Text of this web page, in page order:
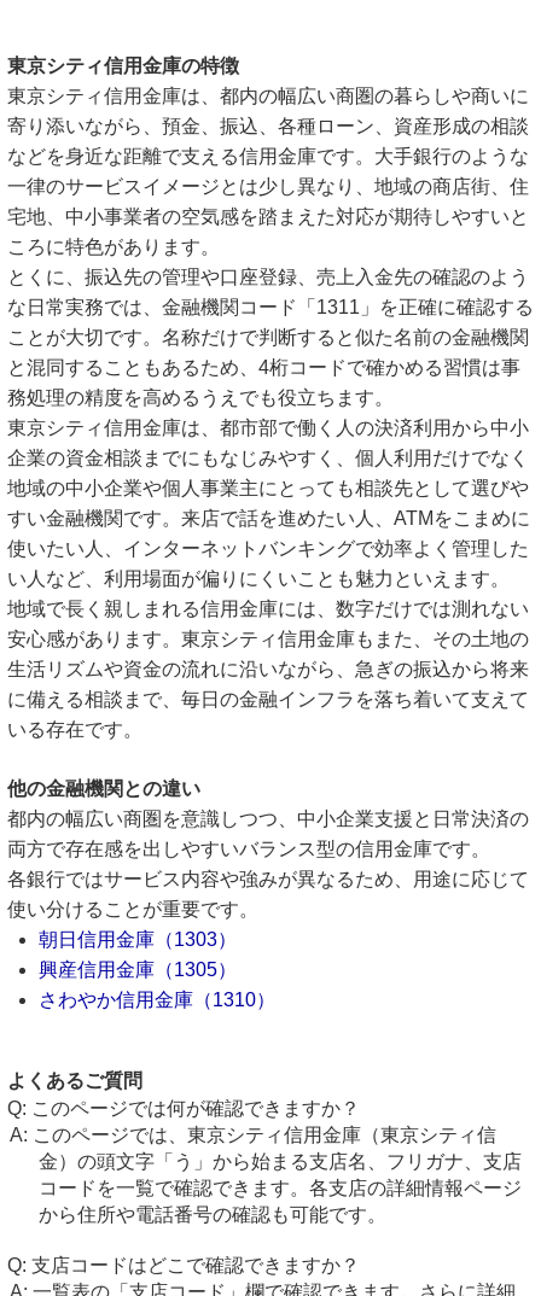
東京シティ信用金庫の特徴
東京シティ信用金庫は、都内の幅広い商圏の暮らしや商いに
寄り添いながら、預金、振込、各種ローン、資産形成の相談
などを身近な距離で支える信用金庫です。大手銀行のような
一律のサービスイメージとは少し異なり、地域の商店街、住
宅地、中小事業者の空気感を踏まえた対応が期待しやすいと
ころに特色があります。
とくに、振込先の管理や口座登録、売上入金先の確認のよう
な日常実務では、金融機関コード「1311」を正確に確認する
ことが大切です。名称だけで判断すると似た名前の金融機関
と混同することもあるため、4桁コードで確かめる習慣は事
務処理の精度を高めるうえでも役立ちます。
東京シティ信用金庫は、都市部で働く人の決済利用から中小
企業の資金相談までにもなじみやすく、個人利用だけでなく
地域の中小企業や個人事業主にとっても相談先として選びや
すい金融機関です。来店で話を進めたい人、ATMをこまめに
使いたい人、インターネットバンキングで効率よく管理した
い人など、利用場面が偏りにくいことも魅力といえます。
地域で長く親しまれる信用金庫には、数字だけでは測れない
安心感があります。東京シティ信用金庫もまた、その土地の
生活リズムや資金の流れに沿いながら、急ぎの振込から将来
に備える相談まで、毎日の金融インフラを落ち着いて支えて
いる存在です。
他の金融機関との違い
都内の幅広い商圏を意識しつつ、中小企業支援と日常決済の
両方で存在感を出しやすいバランス型の信用金庫です。
各銀行ではサービス内容や強みが異なるため、用途に応じて
使い分けることが重要です。
朝日信用金庫（1303）
興産信用金庫（1305）
さわやか信用金庫（1310）
よくあるご質問
このページでは何が確認できますか？
このページでは、東京シティ信用金庫（東京シティ信
金）の頭文字「う」から始まる支店名、フリガナ、支店
コードを一覧で確認できます。各支店の詳細情報ページ
から住所や電話番号の確認も可能です。
支店コードはどこで確認できますか？
一覧表の「支店コード」欄で確認できます。さらに詳細